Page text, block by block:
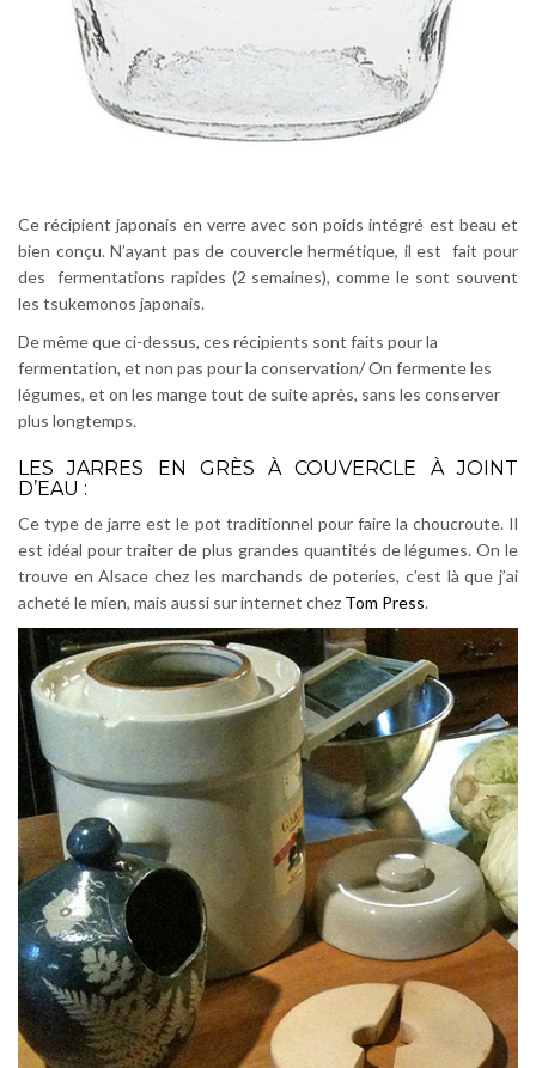
Ce récipient japonais en verre avec son poids intégré est beau et
bien conçu. N’ayant pas de couvercle hermétique, il est fait pour
des fermentations rapides (2 semaines), comme le sont souvent
les tsukemonos japonais.
De même que ci-dessus, ces récipients sont faits pour la
fermentation, et non pas pour la conservation/ On fermente les
légumes, et on les mange tout de suite après, sans les conserver
plus longtemps.
LES JARRES EN GRÈS À COUVERCLE À JOINT
D’EAU :
Ce type de jarre est le pot traditionnel pour faire la choucroute. Il
est idéal pour traiter de plus grandes quantités de légumes. On le
trouve en Alsace chez les marchands de poteries, c’est là que j’ai
acheté le mien, mais aussi sur internet chez Tom Press.